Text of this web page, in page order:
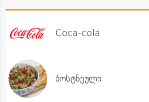
Coca-cola
ბოსტნეული